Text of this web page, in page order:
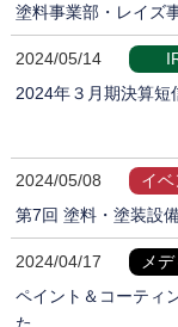
塗料事業部・レイズ
2024/05/14
2024年３月期決算短
2024/05/08
イベ
第7回 塗料・塗装設
2024/04/17
メ
ペイント＆コーティ
た